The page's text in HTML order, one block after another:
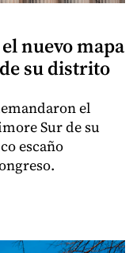
nuevo mapa
su distrito
el
Sur de su
escaño